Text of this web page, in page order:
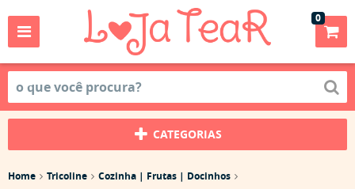
0
CATEGORIAS
Home Tricoline
Cozinha | Frutas | Docinhos